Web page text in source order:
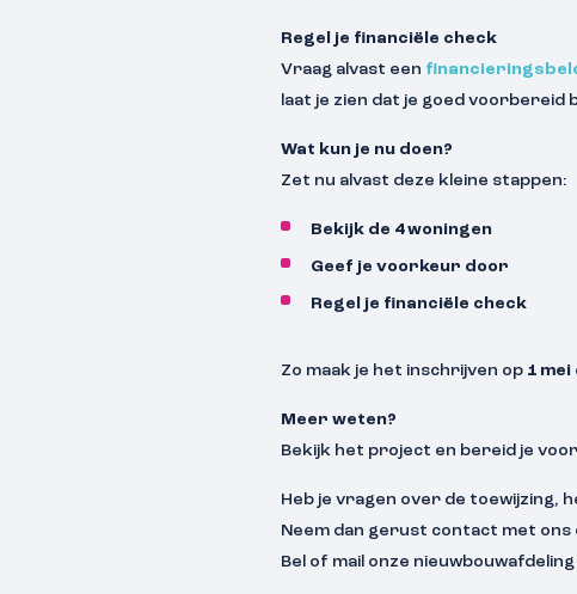
Regel je financiële check
Vraag alvast een
laat je zien dat je goed
Wat kun je nu doen?
Zet nu alvast deze kleine stappen:
Bekijk de 4 woningen
Geef je voorkeur door
Regel je financiële check
Zo maak je het inschrijven op 1 mei
Meer weten?
Bekijk het project en bereid je
Heb je vragen over de toewijzing,
Neem dan gerust contact met ons
Bel of mail onze nieuwbouwafdeling